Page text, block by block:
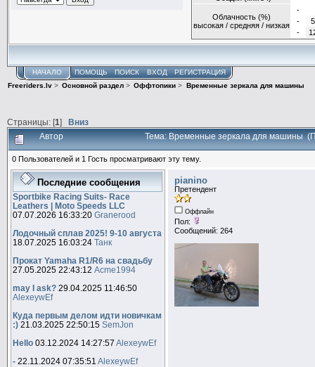
НАЧАЛО ПОМОЩЬ ПОИСК ВХОД
РЕГИСТРАЦИЯ
Freeriders.lv > Основной раздел > Оффтопики > Временные зеркала для машины
Страницы: [1] Вниз
Автор Тема: Временные зеркала для машины
0 Пользователей и 1 Гость просматривают эту тему.
Последние сообщения
Sportbike Racing Suits- Race
Leathers | Moto Speeds LLC
07.07.2026 16:33:20Granerood
Лодочный сплав 2025! 9-10 августа
18.07.2025 16:03:24Танк
Прокат Yamaha R1/R6 на свадьбу
27.05.2025 22:43:12Acme1994
may I ask? 29.04.2025 11:46:50
AlexeywEf
Куда первым делом идти новичкам
:) 21.03.2025 22:50:15SemJon
Hello 03.12.2024 14:27:57AlexeywEf
- 22.11.2024 07:35:51AlexeywEf
pianino
Претендент
Оффлайн
Пол:
Сообщений: 264